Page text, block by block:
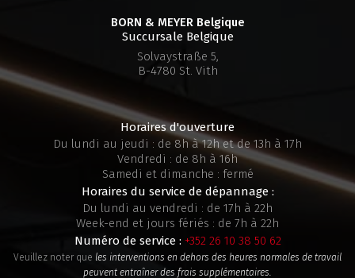
BORN & MEYER Belgique
Succursale Belgique
Solvaystraße 5,
B-4780 St. Vith
Horaires d'ouverture
Du lundi au jeudi : de 8h à 12h et de 13h à 17h
Vendredi : de 8h à 16h
Samedi et dimanche : fermé
Horaires du service de dépannage :
Du lundi au vendredi : de 17h à 22h
Week-end et jours fériés : de 7h à 22h
Numéro de service : +352 26 10 38 50 62
Veuillez noter que les interventions en dehors des heures normales de travail
peuvent entraîner des frais supplémentaires.